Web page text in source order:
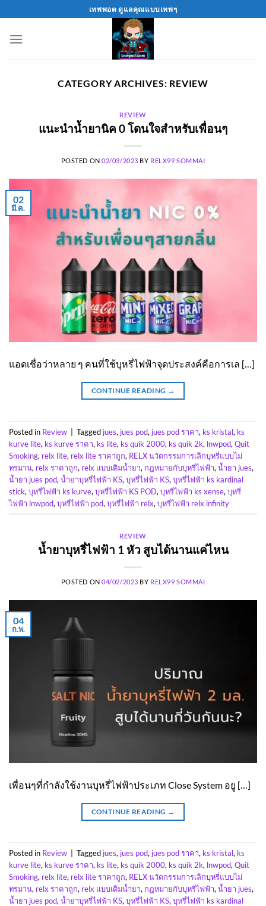
to
content
เทพพอต ดูแลคุณแบบเทพๆ
CATEGORY ARCHIVES: REVIEW
REVIEW
แนะนำน้ำยานิค 0 โดนใจสำหรับเพื่อนๆ
POSTED ON02/03/2023 BY RELX99 SOMMAI
02
มี.ค.
แอดเชื่อว่าหลาย ๆ คนที่ใช้บุหรี่ไฟฟ้าจุดประสงค์คือการเล […]
CONTINUE READING →
Posted in Review | Tagged jues, jues pod, jues pod ราคา, ks kristal, ks
kurve lite, ks kurve ราคา, ks lite, ks quik 2000, ks quik 2k, lnwpod, Quit
Smoking, relx lite, relx lite ราคาถูก, RELX นวัตกรรมการเลิกบุหรี่แบบไม่
ทรมาน, relx ราคาถูก, relx แบบเติมน้ำยา, กฎหมายกับบุหรี่ไฟฟ้า, น้ำยา jues,
น้ำยา jues pod, น้ำยาบุหรี่ไฟฟ้า KS, บุหรี่ไฟฟ้า KS, บุหรี่ไฟฟ้า ks kardinal
stick, บุหรี่ไฟฟ้า ks kurve, บุหรี่ไฟฟ้า KS POD, บุหรี่ไฟฟ้า ks xense, บุหรี่
ไฟฟ้า lnwpod, บุหรี่ไฟฟ้า pod, บุหรี่ไฟฟ้า relx, บุหรี่ไฟฟ้า relx infinity
REVIEW
น้ำยาบุหรี่ไฟฟ้า 1 หัว สูบได้นานแค่ไหน
POSTED ON04/02/2023 BY RELX99 SOMMAI
04
ก.พ.
เพื่อนๆที่กำลังใช้งานบุหรี่ไฟฟ้าประเภท Close System อยู […]
CONTINUE READING →
Posted in Review Tagged jues, jues pod, jues pod ราคา, ks kristal, ks
kurve lite, ks kurve ราคา, ks lite, ks quik 2000, ks quik 2k, lnwpod, Quit
Smoking, relx lite, relx lite ราคาถูก, RELX นวัตกรรมการเลิกบุหรี่แบบไม่
ทรมาน, relx ราคาถูก, relx แบบเติมน้ำยา, กฎหมายกับบุหรี่ไฟฟ้า, น้ำยา jues,
น้ำยา jues pod, น้ำยาบุหรี่ไฟฟ้า KS, บุหรี่ไฟฟ้า KS, บุหรี่ไฟฟ้า ks kardinal